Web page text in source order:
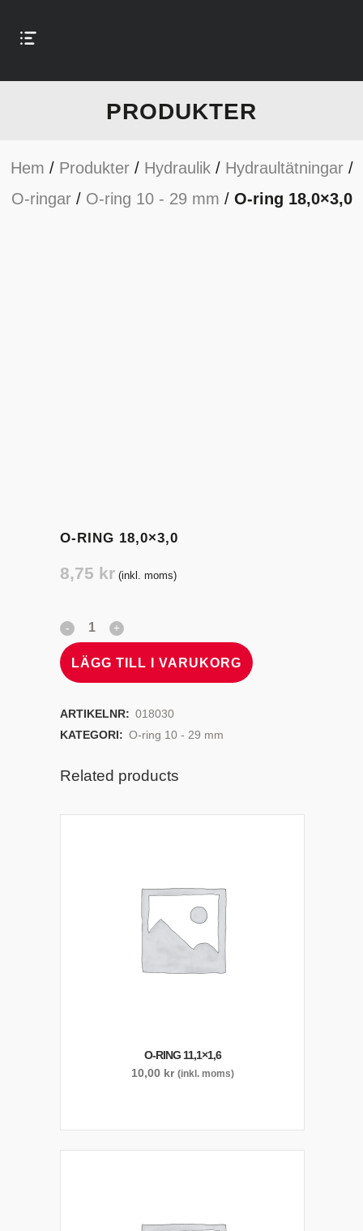
PRODUKTER
Hem / Produkter/ Hydraulik/ Hydraultätningar/
O-ringar/ O-ring 10 - 29 mm / O-ring 18,0×3,0
O-RING 18,0×3,0
8,75 kr (inkl. moms)
LÄGG TILL I VARUKORG
ARTIKELNR: 018030
KATEGORI: O-ring 10 - 29 mm
Related products
O-RING 11,1×1,6
10,00 kr (inkl. moms)